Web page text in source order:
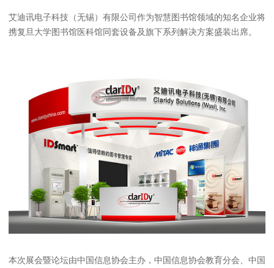
艾迪讯电子科技（无锡）有限公司作为智慧图书馆领域的知名企业将
携复旦大学图书馆医科馆同套设备及旗下系列解决方案盛装出席。
本次展会暨论坛由中国信息协会主办，中国信息协会教育分会、中国